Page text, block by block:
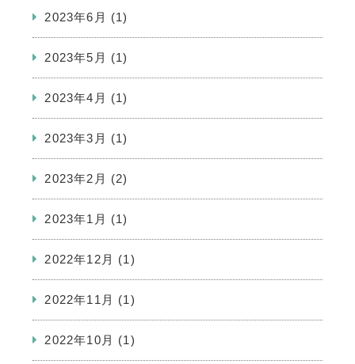
2023年6月 (1)
2023年5月 (1)
2023年4月 (1)
2023年3月 (1)
2023年2月 (2)
2023年1月 (1)
2022年12月 (1)
2022年11月 (1)
2022年10月 (1)